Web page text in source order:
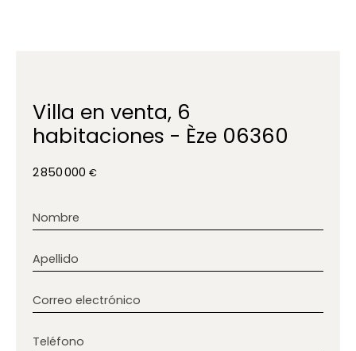
Villa en venta, 6
habitaciones - Èze 06360
2 850 000 €
Nombre
Apellido
Correo electrónico
Teléfono